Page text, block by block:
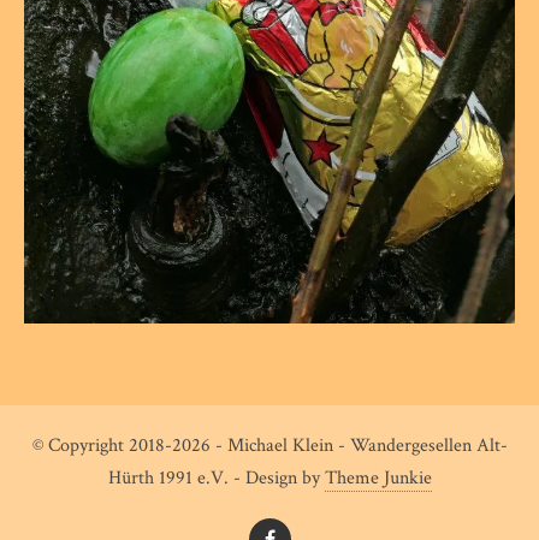
© Copyright 2018-2026 - Michael Klein - Wandergesellen Alt-
Hürth 1991 e.V. - Design byTheme Junkie